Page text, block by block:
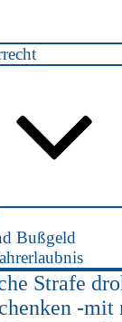
Bußgeld
von
Strafe
-mit